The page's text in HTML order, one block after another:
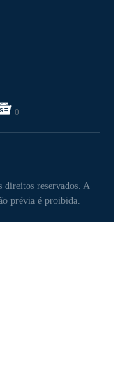
0
reservados. A
prévia é proibida.